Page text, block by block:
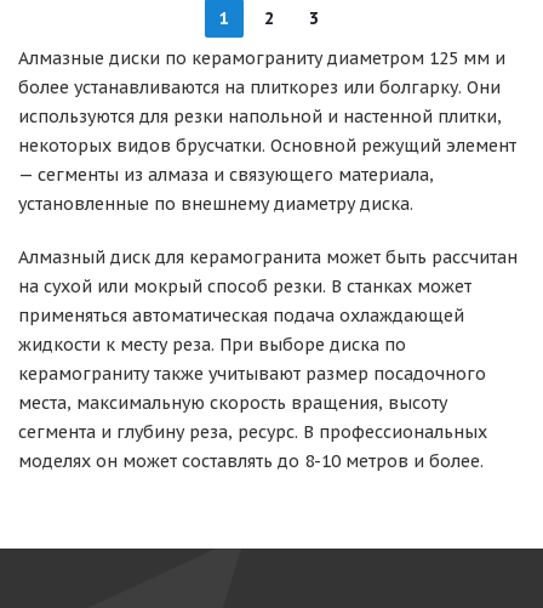
1 2
3
Алмазные диски по керамограниту диаметром 125 мм и
более устанавливаются на плиткорез или болгарку. Они
используются для резки напольной и настенной плитки,
некоторых видов брусчатки. Основной режущий элемент
— сегменты из алмаза и связующего материала,
установленные по внешнему диаметру диска.
Алмазный диск для керамогранита может быть рассчитан
на сухой или мокрый способ резки. В станках может
применяться автоматическая подача охлаждающей
жидкости к месту реза. При выборе диска по
керамограниту также учитывают размер посадочного
места, максимальную скорость вращения, высоту
сегмента и глубину реза, ресурс. В профессиональных
моделях он может составлять до 8-10 метров и более.